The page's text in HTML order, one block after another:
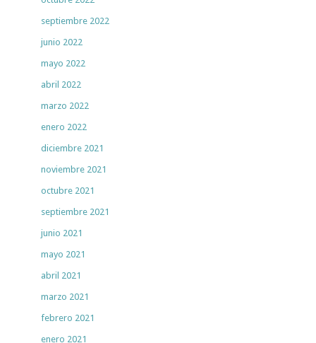
septiembre 2022
junio 2022
mayo 2022
abril 2022
marzo 2022
enero 2022
diciembre 2021
noviembre 2021
octubre 2021
septiembre 2021
junio 2021
mayo 2021
abril 2021
marzo 2021
febrero 2021
enero 2021